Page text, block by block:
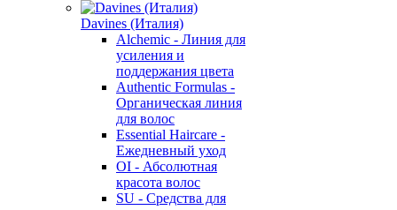
Davines (Италия)
Alchemic - Линия для
усиления и
поддержания цвета
Authentic Formulas -
Органическая линия
для волос
Essential Haircare -
Eжедневный уход
OI - Абсолютная
красота волос
SU - Средства для